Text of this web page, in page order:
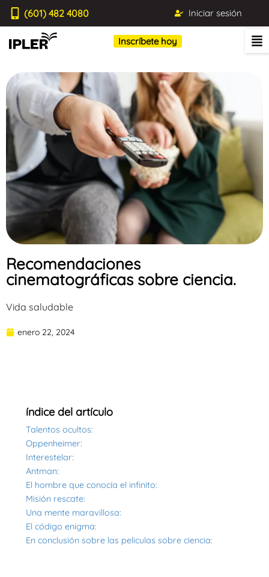
(601) 482 4080 Iniciar sesión
Inscríbete hoy
Recomendaciones
cinematográficas sobre ciencia.
Vida saludable
enero 22, 2024
índice del artículo
Talentos ocultos:
Oppenheimer:
Interestelar:
Antman:
El hombre que conocía el infinito:
Misión rescate:
Una mente maravillosa:
El código enigma:
En conclusión sobre las peliculas sobre ciencia: